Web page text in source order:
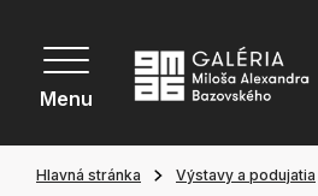
Menu
Hlavná stránka Výstavy a podujatia